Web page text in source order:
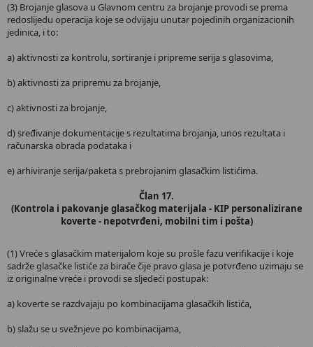
(3) Brojanje glasova u Glavnom centru za brojanje provodi se prema
redoslijedu operacija koje se odvijaju unutar pojedinih organizacionih
jedinica, i to:
a) aktivnosti za kontrolu, sortiranje i pripreme serija s glasovima,
b) aktivnosti za pripremu za brojanje,
c) aktivnosti za brojanje,
d) sređivanje dokumentacije s rezultatima brojanja, unos rezultata i
računarska obrada podataka i
e) arhiviranje serija/paketa s prebrojanim glasačkim listićima.
Član 17.
(Kontrola i pakovanje glasačkog materijala - KIP personalizirane
koverte - nepotvrđeni, mobilni tim i pošta)
(1) Vreće s glasačkim materijalom koje su prošle fazu verifikacije i koje
sadrže glasačke listiće za birače čije pravo glasa je potvrđeno uzimaju se
iz originalne vreće i provodi se sljedeći postupak:
a) koverte se razdvajaju po kombinacijama glasačkih listića,
b) slažu se u svežnjeve po kombinacijama,